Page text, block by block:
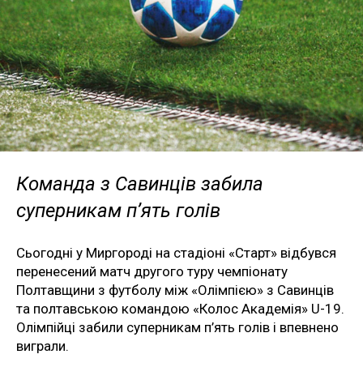
Команда з Савинців забила
суперникам п’ять голів
Сьогодні у Миргороді на стадіоні «Старт» відбувся
перенесений матч другого туру чемпіонату
Полтавщини з футболу між «Олімпією» з Савинців
та полтавською командою «Колос Академія» U-19.
Олімпійці забили суперникам п’ять голів і впевнено
виграли.